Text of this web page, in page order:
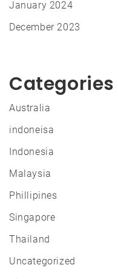
January 2024
December 2023
Categories
Australia
indoneisa
Indonesia
Malaysia
Phillipines
Singapore
Thailand
Uncategorized